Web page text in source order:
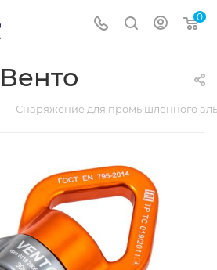
0
Снаряжение для промышленного